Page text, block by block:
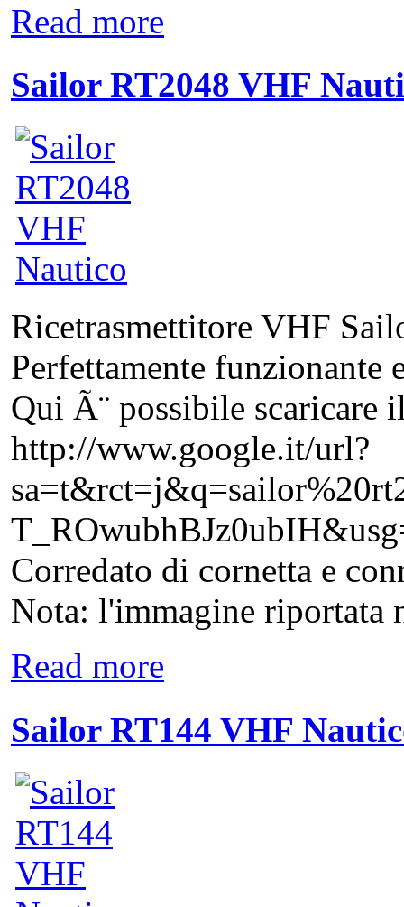
Read more
Sailor RT2048 VHF
Ricetrasmettitore VHF
Perfettamente
Qui Ã¨ possibile scaricare
http://www.google.it/url?
Corredato di cornetta e
Nota: l'immagine riportata
Read more
Sailor RT144 VHF